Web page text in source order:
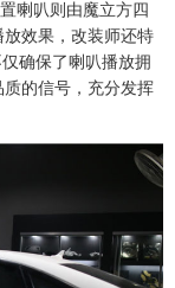
喇叭则由魔立方四
效果，改装师还特
确保了喇叭播放拥
的信号，充分发挥